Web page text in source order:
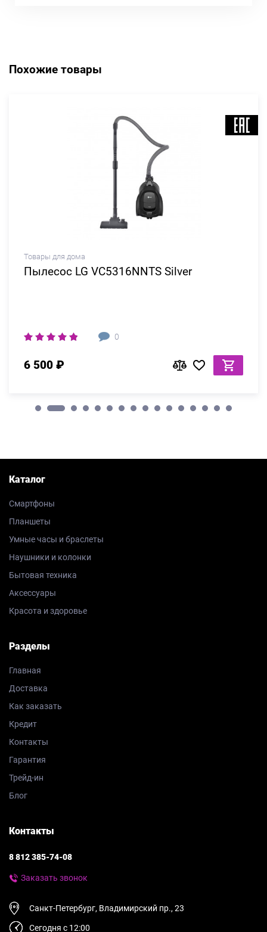
Похожие товары
Товары для дома
Пылесос LG VC5316NNTS Silver
0
6 500 ₽
Каталог
Смартфоны
Планшеты
Умные часы и браслеты
Наушники и колонки
Бытовая техника
Аксессуары
Красота и здоровье
Разделы
Главная
Доставка
Как заказать
Кредит
Контакты
Гарантия
Трейд-ин
Блог
Контакты
8 812 385-74-08
Заказать звонок
Санкт-Петербург, Владимирский пр., 23
Сегодня с 12:00